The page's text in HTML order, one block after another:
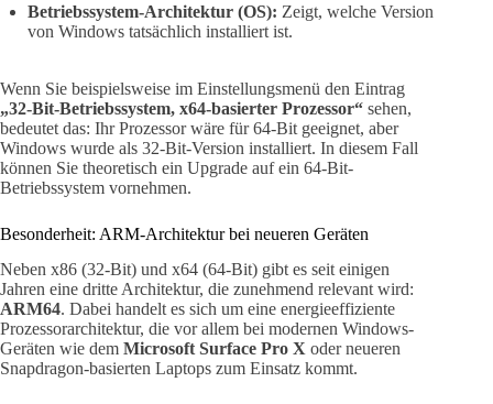
Betriebssystem-Architektur (OS): Zeigt, welche Version
von Windows tatsächlich installiert ist.
Wenn Sie beispielsweise im Einstellungsmenü den Eintrag
„32-Bit-Betriebssystem, x64-basierter Prozessor“ sehen,
bedeutet das: Ihr Prozessor wäre für 64-Bit geeignet, aber
Windows wurde als 32-Bit-Version installiert. In diesem Fall
können Sie theoretisch ein Upgrade auf ein 64-Bit-
Betriebssystem vornehmen.
Besonderheit: ARM-Architektur bei neueren Geräten
Neben x86 (32-Bit) und x64 (64-Bit) gibt es seit einigen
Jahren eine dritte Architektur, die zunehmend relevant wird:
ARM64. Dabei handelt es sich um eine energieeffiziente
Prozessorarchitektur, die vor allem bei modernen Windows-
Geräten wie dem Microsoft Surface Pro X oder neueren
Snapdragon-basierten Laptops zum Einsatz kommt.